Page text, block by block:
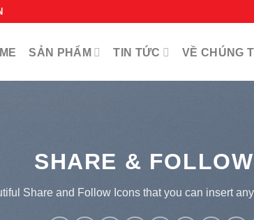
SẢN PHẨM TIN TỨC VỀ CHÚNG
SHARE &
Share and Follow Icons that you can insert